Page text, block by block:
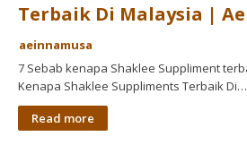
Terbaik Di Malaysia |
aeinnamusa
7 Sebab kenapa Shaklee Suppliment
Kenapa Shaklee Suppliments Terbaik Di…
Read more